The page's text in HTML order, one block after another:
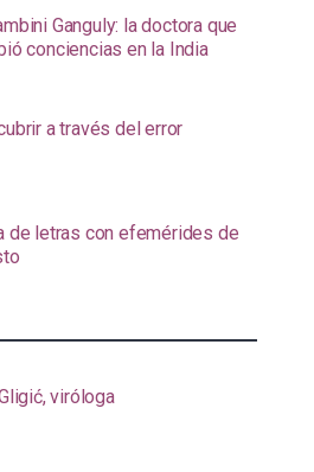
Ganguly: la doctora que
conciencias en la India
a través del error
de letras con efemérides de
viróloga